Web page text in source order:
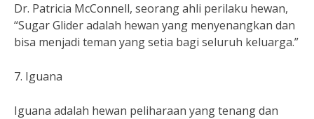
Dr. Patricia McConnell, seorang ahli perilaku hewan,
“Sugar Glider adalah hewan yang menyenangkan dan
bisa menjadi teman yang setia bagi seluruh keluarga.”
7. Iguana
Iguana adalah hewan peliharaan yang tenang dan